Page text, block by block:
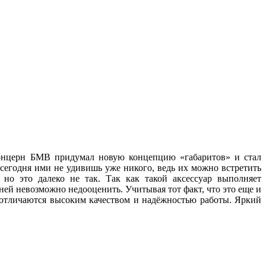
БМВ придумал новую концепцию «габаритов» и стал
ими не удивишь уже никого, ведь их можно встретить
это далеко не так. Так как такой аксессуар выполняет
невозможно недооценить. Учитывая тот факт, что это еще и
высоким качеством и надёжностью работы. Яркий